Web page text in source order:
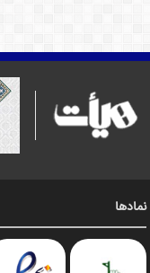
نمادها